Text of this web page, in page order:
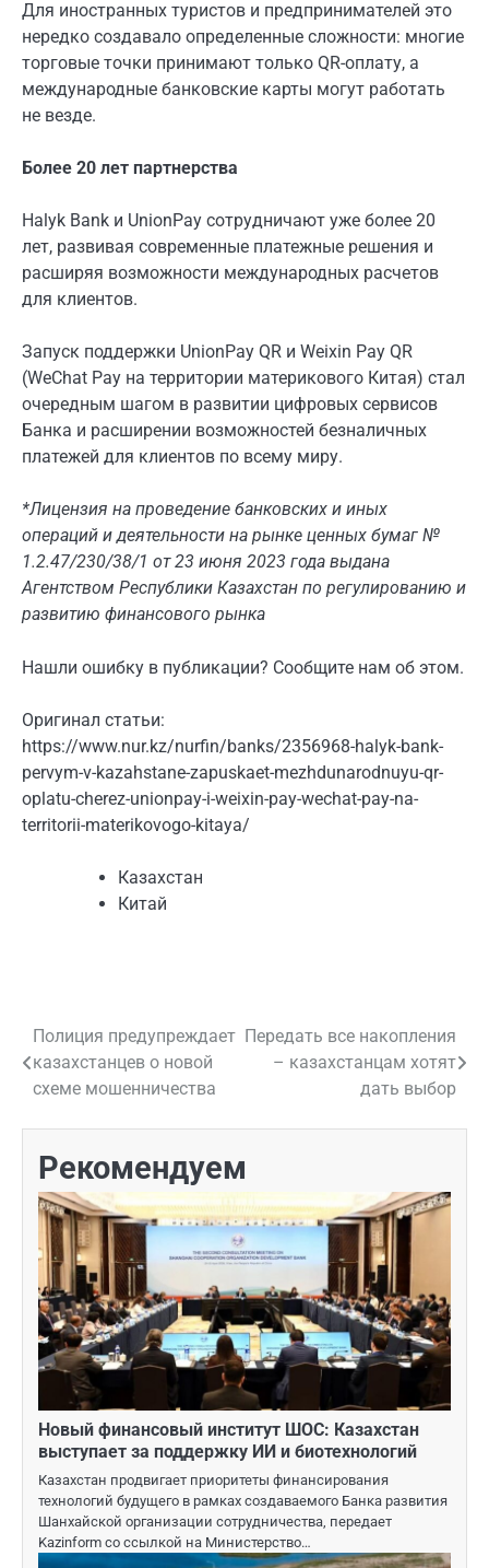
Для иностранных туристов и предпринимателей это
нередко создавало определенные сложности: многие
торговые точки принимают только QR-оплату, а
международные банковские карты могут работать
не везде.
Более 20 лет партнерства
Halyk Bank и UnionPay сотрудничают уже более 20
лет, развивая современные платежные решения и
расширяя возможности международных расчетов
для клиентов.
Запуск поддержки UnionPay QR и Weixin Pay QR
(WeChat Pay на территории материкового Китая) стал
очередным шагом в развитии цифровых сервисов
Банка и расширении возможностей безналичных
платежей для клиентов по всему миру.
*Лицензия на проведение банковских и иных
операций и деятельности на рынке ценных бумаг №
1.2.47/230/38/1 от 23 июня 2023 года выдана
Агентством Республики Казахстан по регулированию и
развитию финансового рынка
Нашли ошибку в публикации? Сообщите нам об этом.
Оригинал статьи:
https://www.nur.kz/nurfin/banks/2356968-halyk-bank-
pervym-v-kazahstane-zapuskaet-mezhdunarodnuyu-qr-
oplatu-cherez-unionpay-i-weixin-pay-wechat-pay-na-
territorii-materikovogo-kitaya/
Казахстан
Китай
Навигация
по
записям
Полиция предупреждает
казахстанцев о новой
схеме мошенничества
Передать все накопления
– казахстанцам хотят
дать выбор
Рекомендуем
Новый финансовый институт ШОС: Казахстан
выступает за поддержку ИИ и биотехнологий
Казахстан продвигает приоритеты финансирования
технологий будущего в рамках создаваемого Банка развития
Шанхайской организации сотрудничества, передает
Kazinform со ссылкой на Министерство…